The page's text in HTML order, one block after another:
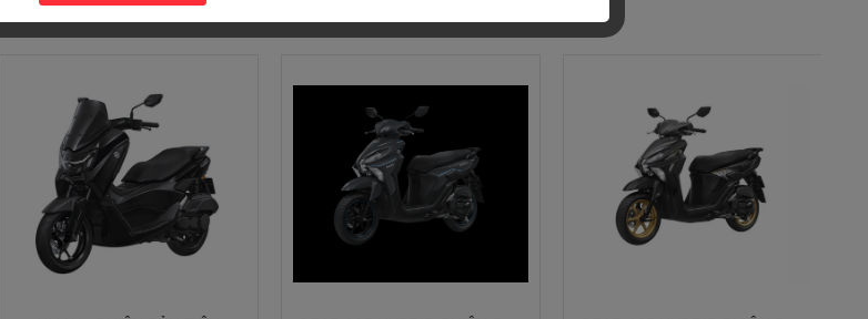
Khởi động điện
Truyền động dây đai V tự động